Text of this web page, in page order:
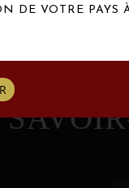
DE VOTRE